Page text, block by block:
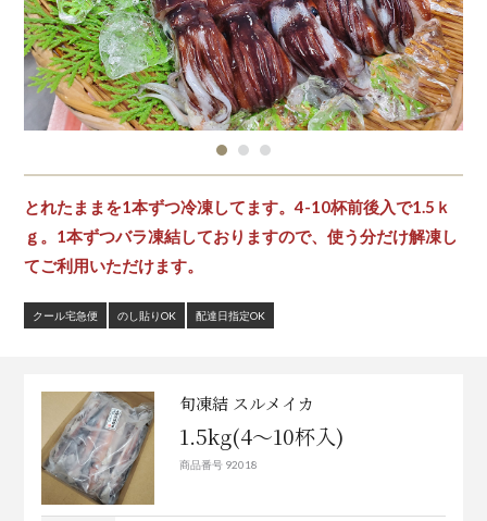
とれたままを1本ずつ冷凍してます。4-10杯前後入で1.5ｋ
ｇ。1本ずつバラ凍結しておりますので、使う分だけ解凍し
てご利用いただけます。
クール宅急便 のし貼りOK 配達日指定OK
旬凍結 スルメイカ
1.5kg(4～10杯入)
商品番号 92018